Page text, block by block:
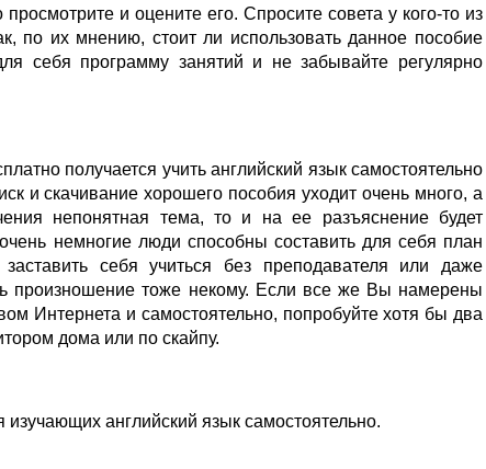
просмотрите и оцените его. Спросите совета у кого-то из
по их мнению, стоит ли использовать данное пособие
себя программу занятий и не забывайте регулярно
получается учить английский язык самостоятельно
и скачивание хорошего пособия уходит очень много, а
непонятная тема, то и на ее разъяснение будет
немногие люди способны составить для себя план
себя учиться без преподавателя или даже
произношение тоже некому. Если все же Вы намерены
Интернета и самостоятельно, попробуйте хотя бы два
дома или по скайпу.
изучающих английский язык самостоятельно.